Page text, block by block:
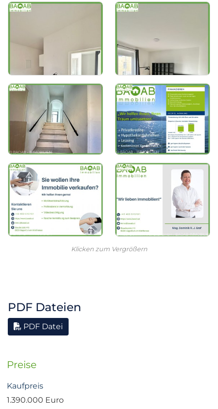
Klicken zum Vergrößern
PDF Dateien
PDF Datei
Preise
Kaufpreis
1.390.000 Euro